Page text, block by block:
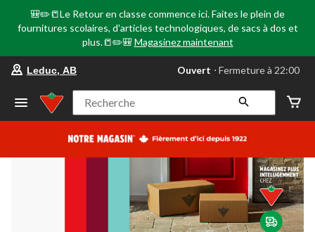
🎒✏️📒Le Retour en classe commence ici. Faites le plein de
fournitures scolaires, d'articles technologiques, de sacs à dos et
plus.📒✏️🎒 Magasinez maintenant
votre
préféré
Leduc,
AB,
courament
Fermeture
à
22:00
cliquer
pour
changer
Leduc, AB Ouvert ⋅ Fermeture à 22:00
Recherche